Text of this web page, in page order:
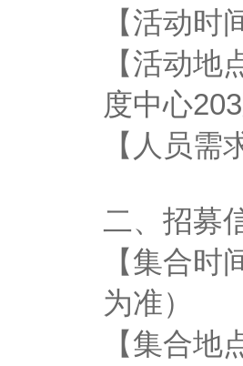
【活动时
【活动地
度中心
【人员需
二、招募
【集合
为准）
【集合地